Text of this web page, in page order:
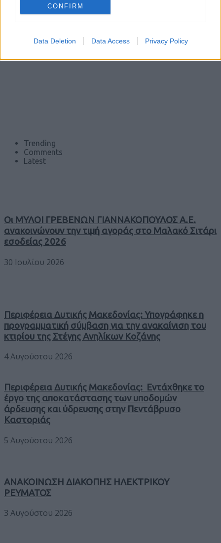
CONFIRM
Data Deletion Data Access Privacy Policy
Trending
Comments
Latest
Οι ΜΥΛΟΙ ΓΡΕΒΕΝΩΝ ΓΙΑΝΝΑΚΟΠΟΥΛΟΣ Α.Ε.
ανακοινώνουν την τιμή αγοράς στο Μαλακό Σιτάρι
εσοδείας 2026
30 Ιουλίου 2026
Περιφέρεια Δυτικής Μακεδονίας: Υπογράφηκε η
προγραμματική σύμβαση για την ανακαίνιση του
κτιρίου της Στέγης Ανηλίκων Κοζάνης
4 Αυγούστου 2026
Περιφέρεια Δυτικής Μακεδονίας: Εντάχθηκε το
έργο της αποκατάστασης των υποδομών
άρδευσης και ύδρευσης στην Πεντάβρυσο
Καστοριάς
5 Αυγούστου 2026
ΑΝΑΚΟΙΝΩΣΗ ΔΙΑΚΟΠΗΣ ΗΛΕΚΤΡΙΚΟΥ
ΡΕΥΜΑΤΟΣ
3 Αυγούστου 2026